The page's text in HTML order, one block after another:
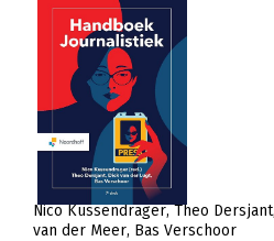
Nico Kussendrager Theo Dersjant
van der Meer Bas Verschoor